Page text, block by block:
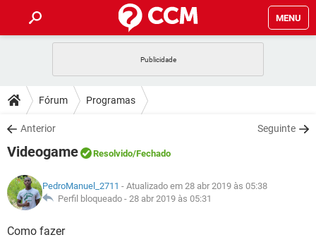
MENU
CELULAR
OUTLOOK
INSTAGRAM GMAIL
GUIA DE COMPRAS
DICAS
JOGOS
INSTAGRAM GMAIL
GUIA DE COMPRAS
DOWNLOADS
JOGOS WHATSAPP
CELULAR
OUTLOOK EXCEL
INSTAGRAM
JOGOS WHATSAPP
CELULAR
OUTLOOK
GLOSSÁRIO
Fórum Programas
Anterior Seguinte
Videogame Resolvido/Fechado
PedroManuel_2711 - Atualizado em 28 abr 2019 às 05:38
Perfil bloqueado - 28 abr 2019 às 05:31
Como fazer